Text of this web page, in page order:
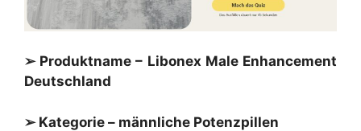
➢ Produktname – Libonex Male Enhancement
Deutschland
➢ Kategorie – männliche Potenzpillen